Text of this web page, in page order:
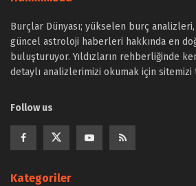
Burçlar Dünyası; yükselen burç analizleri,
güncel astroloji haberleri hakkında en
buluşturuyor. Yıldızların rehberliğinde
detaylı analizlerimizi okumak için sitemizi
Follow us
Kategoriler